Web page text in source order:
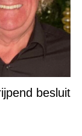
besluit